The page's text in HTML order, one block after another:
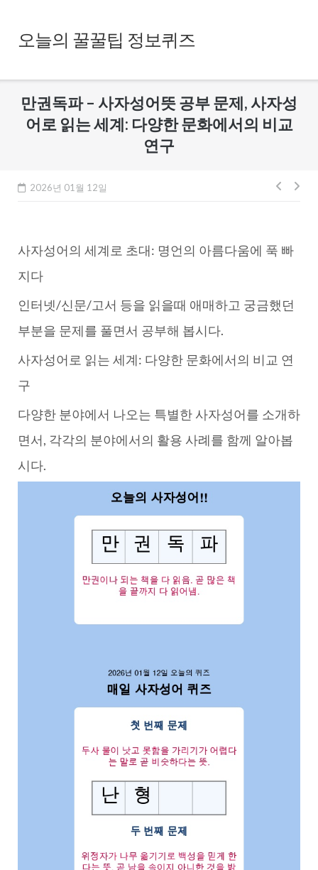
content오늘의 꿀꿀팁 정보퀴즈
만권독파 – 사자성어뜻 공부 문제, 사자성
어로 읽는 세계: 다양한 문화에서의 비교
연구
2026년 01월 12일
글
게
사자성어의 세계로 초대: 명언의 아름다움에 푹 빠
지다
인터넷/신문/고서 등을 읽을때 애매하고 궁금했던
부분을 문제를 풀면서 공부해 봅시다.
사자성어로 읽는 세계: 다양한 문화에서의 비교 연
구
다양한 분야에서 나오는 특별한 사자성어를 소개하
면서, 각각의 분야에서의 활용 사례를 함께 알아봅
시다.